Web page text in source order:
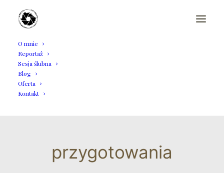
O mnie
Reportaż
Sesja ślubna
Blog
Oferta
Kontakt
przygotowania